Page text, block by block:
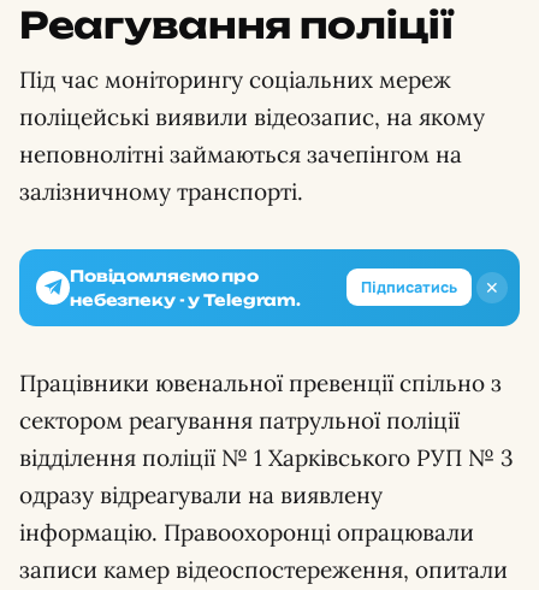
Реагування поліції
Під час моніторингу соціальних мереж
поліцейські виявили відеозапис, на якому
неповнолітні займаються зачепінгом на
залізничному транспорті.
✕
Повідомляємо про
небезпеку - у Telegram.
Підписатись
Працівники ювенальної превенції спільно з
сектором реагування патрульної поліції
відділення поліції № 1 Харківського РУП № 3
одразу відреагували на виявлену
інформацію. Правоохоронці опрацювали
записи камер відеоспостереження, опитали